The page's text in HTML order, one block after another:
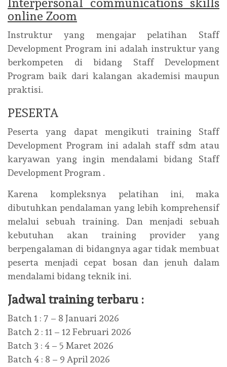
online Zoom
Instruktur yang mengajar pelatihan Staff
Development Program ini adalah instruktur yang
berkompeten di bidang Staff Development
Program baik dari kalangan akademisi maupun
praktisi.
PESERTA
Peserta yang dapat mengikuti training Staff
Development Program ini adalah staff sdm atau
karyawan yang ingin mendalami bidang Staff
Development Program .
Karena kompleksnya pelatihan ini, maka
dibutuhkan pendalaman yang lebih komprehensif
melalui sebuah training. Dan menjadi sebuah
kebutuhan akan training provider yang
berpengalaman di bidangnya agar tidak membuat
peserta menjadi cepat bosan dan jenuh dalam
mendalami bidang teknik ini.
Jadwal training terbaru :
Batch 1 : 7 – 8 Januari 2026
Batch 2 : 11 – 12 Februari 2026
Batch 3 : 4 – 5 Maret 2026
Batch 4 : 8 – 9 April 2026